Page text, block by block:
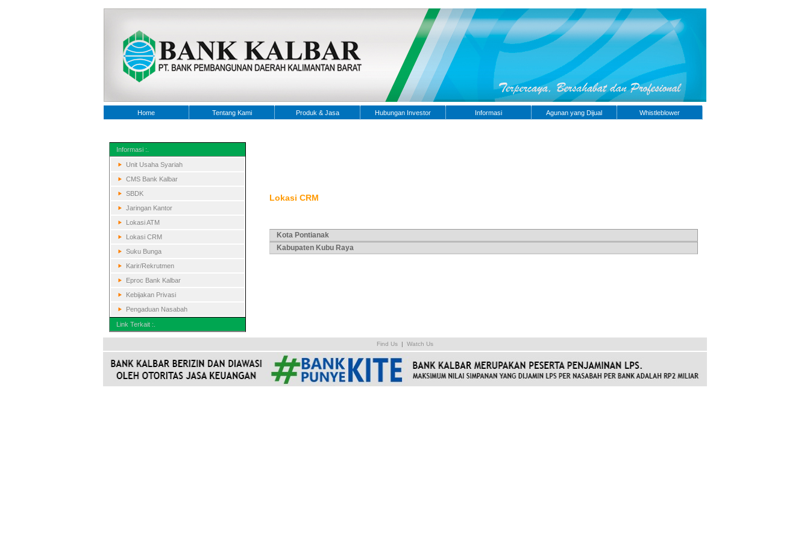
Home Tentang Kami Produk & Jasa Hubungan Investor Informasi Agunan yang Dijual Whistleblower
Informasi :.
Unit Usaha Syariah
CMS Bank Kalbar
SBDK
Jaringan Kantor
Lokasi ATM
Lokasi CRM
Suku Bunga
Karir/Rekrutmen
Eproc Bank Kalbar
Kebijakan Privasi
Pengaduan Nasabah
Link Terkait :.
Lokasi CRM
Kota Pontianak
Kabupaten Kubu Raya
Find Us | Watch Us